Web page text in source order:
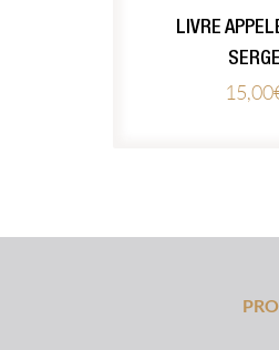
LIVRE
SERGE
15,00